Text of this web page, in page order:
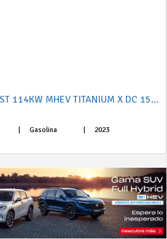
Ford Puma 1.0 ECOBOOST 114KW MHEV TITANIUM X DC 155 5P
Gasolina 2023